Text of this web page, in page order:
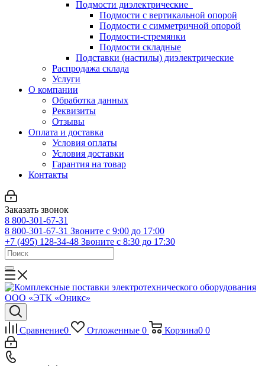
Подмости диэлектрические
Подмости с вертикальной опорой
Подмости с симметричной опорой
Подмости-стремянки
Подмости складные
Подставки (настилы) диэлектрические
Распродажа склада
Услуги
О компании
Обработка данных
Реквизиты
Отзывы
Оплата и доставка
Условия оплаты
Условия доставки
Гарантия на товар
Контакты
Заказать звонок
8 800-301-67-31
8 800-301-67-31 Звоните с 9:00 до 17:00
+7 (495) 128-34-48 Звоните с 8:30 до 17:30
Сравнение0 Отложенные 0 Корзина0 0